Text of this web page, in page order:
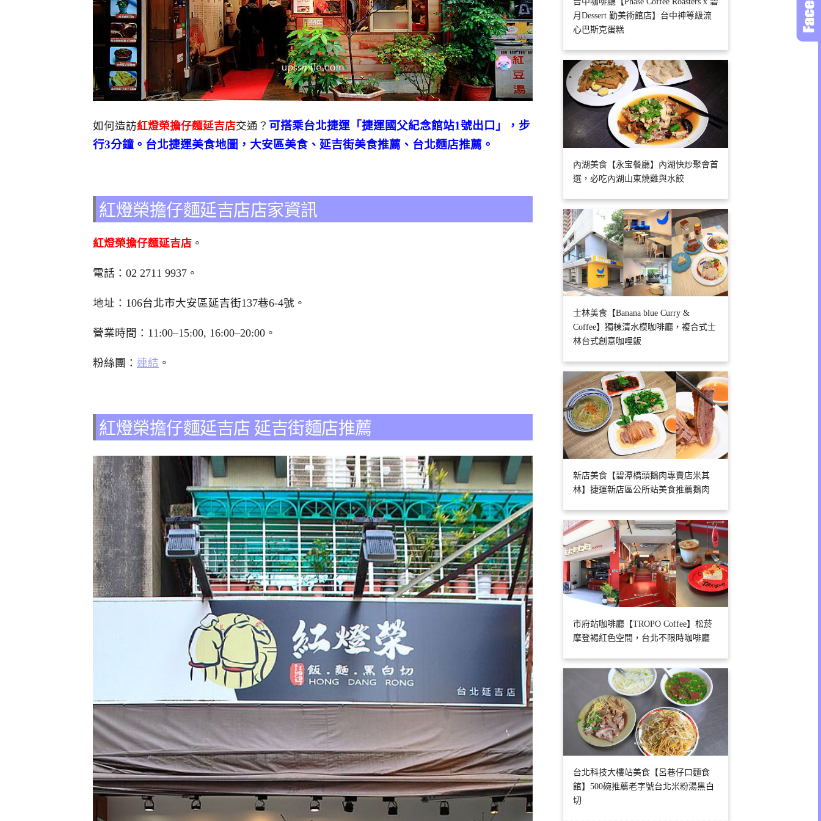
如何造訪紅燈榮擔仔麵延吉店交通？ 可搭乘台北捷運「捷運國父紀念館站1號出口」，步
行3分鐘。台北捷運美食地圖，大安區美食、延吉街美食推薦、台北麵店推薦。
紅燈榮擔仔麵延吉店店家資訊
紅燈榮擔仔麵延吉店 。
電話：02 2711 9937。
地址：106台北市大安區延吉街137巷6-4號。
營業時間：11:00–15:00, 16:00–20:00。
粉絲團： 連結 。
紅燈榮擔仔麵延吉店 延吉街麵店推薦
月Dessert 勤美術館店】台中神等級流
心巴斯克蛋糕
內湖美食【永宝餐廳】內湖快炒聚會首
選，必吃內湖山東燒雞與水餃
士林美食【Banana blue Curry &
Coffee】獨棟清水模咖啡廳，複合式士
林台式創意咖哩飯
新店美食【碧潭橋頭鵝肉專賣店米其
林】捷運新店區公所站美食推薦鵝肉
市府站咖啡廳【TROPO Coffee】松菸
摩登褐紅色空間，台北不限時咖啡廳
台北科技大樓站美食【呂巷仔口麵食
館】500碗推薦老字號台北米粉湯黑白
切